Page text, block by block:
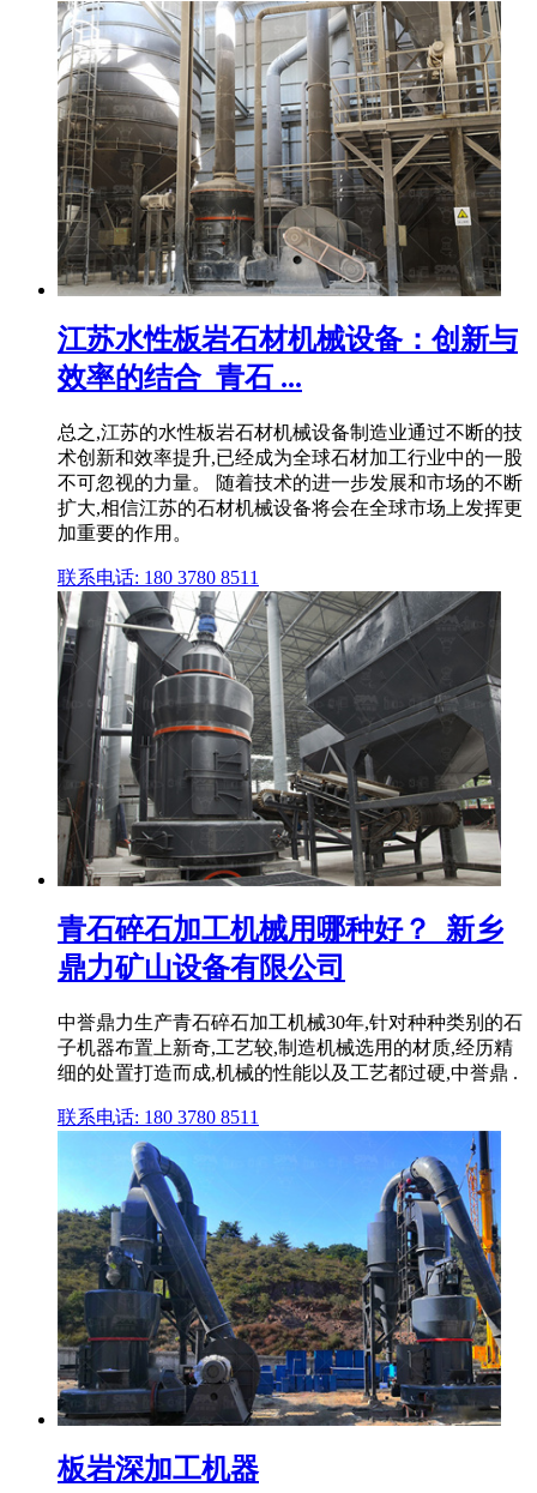
江苏水性板岩石材机械设备：创新与
效率的结合_青石 ...
总之,江苏的水性板岩石材机械设备制造业通过不断的技
术创新和效率提升,已经成为全球石材加工行业中的一股
不可忽视的力量。 随着技术的进一步发展和市场的不断
扩大,相信江苏的石材机械设备将会在全球市场上发挥更
加重要的作用。
联系电话: 180 3780 8511
青石碎石加工机械用哪种好？_新乡
鼎力矿山设备有限公司
中誉鼎力生产青石碎石加工机械30年,针对种种类别的石
子机器布置上新奇,工艺较,制造机械选用的材质,经历精
细的处置打造而成,机械的性能以及工艺都过硬,中誉鼎 .
联系电话: 180 3780 8511
板岩深加工机器